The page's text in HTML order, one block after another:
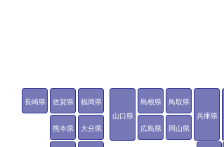
兵庫県
鳥取県
島根県
岡山県
広島県
山口県
福岡県
佐賀県
長崎県
熊本県 大分県